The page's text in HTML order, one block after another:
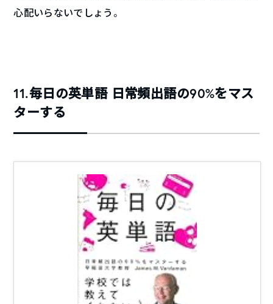
心配いらないでしょう。
11.毎日の英単語 日常頻出語の90%をマス
ターする